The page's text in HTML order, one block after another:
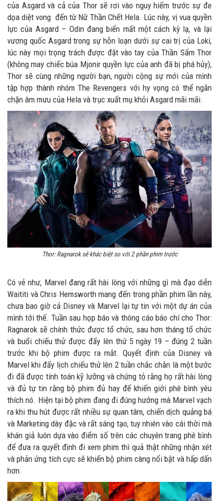
của Asgard và cả của Thor sẽ rơi vào nguy hiểm trước sự đe
dọa diệt vong đến từ Nữ Thần Chết Hela. Lúc này, vị vua quyền
lực của Asgard – Odin đang biến mất một cách kỳ lạ, và lại
vương quốc Asgard trong sự hỗn loạn dưới sự cai trị của Loki,
lúc này mọi trọng trách được đặt vào tay của Thần Sấm Thor
(không may chiếc búa Mjonir quyền lực của anh đã bị phá hủy),
Thor sẽ cùng những người bạn, người cộng sự mới của mình
tập hợp thành nhóm The Revengers với hy vọng có thể ngăn
chặn âm mưu của Hela và trục xuất mụ khỏi Asgard mãi mãi.
Thor: Ragnarok sẽ khác biệt so với 2 phần phim trước
Có vẻ như, Marvel đang rất hài lòng với những gì mà đạo diễn
Waititi và Chris Hemsworth mang đến trong phần phim lần này,
chưa bao giờ cả Disney và Marvel lại tự tin với một dự án của
mình tới thế. Tuần sau họp báo và thông cáo báo chí cho Thor:
Ragnarok sẽ chính thức được tổ chức, sau hơn tháng tổ chức
và buổi chiếu thử được đẩy lên thứ 5 ngày 19 – đúng 2 tuần
trước khi bộ phim được ra mắt.Quyết định của Disney và
Marvel khi đẩy lịch chiếu thử lên 2 tuần chắc chắn là một bước
đi đã được tính toán kỹ lưỡng và chứng tỏ rằng họ rất hài lòng
và đủ tự tin rằng bộ phim đủ hay để khiến giới phê bình yêu
thích nó. Hiện tại bộ phim đang đi đúng hướng mà Marvel vạch
ra khi thu hút được rất nhiều sự quan tâm, chiến dịch quảng bá
và Marketing dày đặc và rất sáng tạo, tuy nhiên vào cái thời mà
khán giả luôn dựa vào điểm số trên các chuyên trang phê bình
để đưa ra quyết định đi xem phim thì quả thật những nhận xét
và phản ứng tích cực sẽ khiến bộ phim càng nổi bật và hấp dấn
hơn.